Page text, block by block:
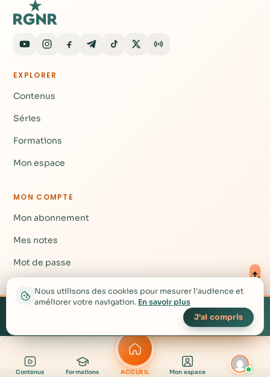
Contenus Formations ACCUEIL Mon espace
Nous utilisons des cookies pour mesurer l'audience et
améliorer votre navigation. En savoir plus
J'ai compris
EXPLORER
Contenus
Séries
Formations
Mon espace
MON COMPTE
Mon abonnement
Mes notes
Mot de passe
AIDE
Questions fréquentes
▴
Créez votre compte
Créer mon compte gratuit →